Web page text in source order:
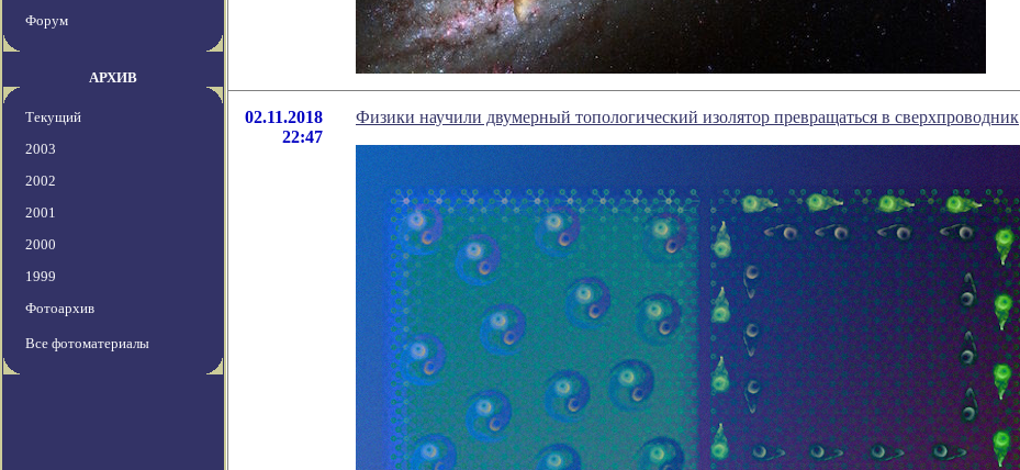
Форум
АРХИВ
Текущий
2003
2002
2001
2000
1999
Фотоархив
Все фотоматериалы
02.11.2018
22:47
Физики научили двумерный топологический изолятор превращаться в сверхпроводник